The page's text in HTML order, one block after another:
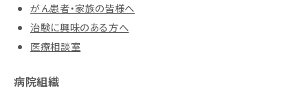
がん患者・家族の皆様へ
治験に興味のある方へ
医療相談室
病院組織